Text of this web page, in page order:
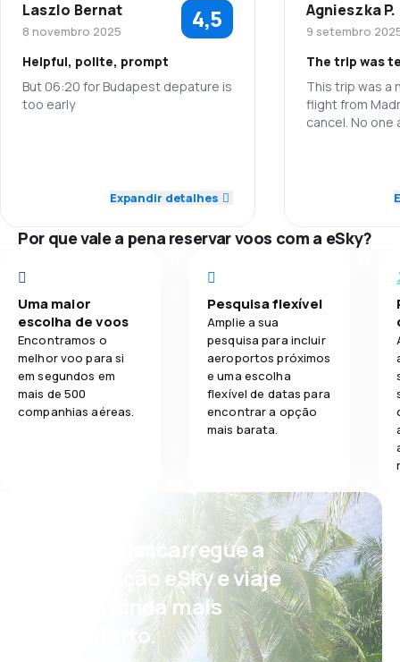
reserva, um lugar na parte de frente do avião,
permitindo uma saída mais rápida da aeronave após
o pouso, um limite maior de bagagem permitida e a
possibilidade de.
Rede de voos 4,1
Preço dos bilhetes 3,6
Conforto na viagem 3,9
Laszlo Bernat
8 novembro 2025 4,5
Helpful, polite, prompt
But 06:20 for Budapest depature is
too early
5,0
Rede de voos 5,0
4,0
Conforto na viagem 4,0
Expandir detalhes
Agnieszka P.
9 setembro
The trip was
This trip was a
flight from
cancel. No
Pontualidade
Rede de voos
Transporte
Por que vale a pena reservar voos com a eSky?
Uma maior
escolha de voos
Encontramos o
melhor voo para si
em segundos em
mais de 500
companhias aéreas.
Pesquisa flexível
Amplie a sua
pesquisa para incluir
aeroportos próximos
e uma escolha
flexível de datas para
encontrar a opção
mais barata.
Psst! Descarregue a
aplicação eSky e viaje
com ainda mais
conforto.